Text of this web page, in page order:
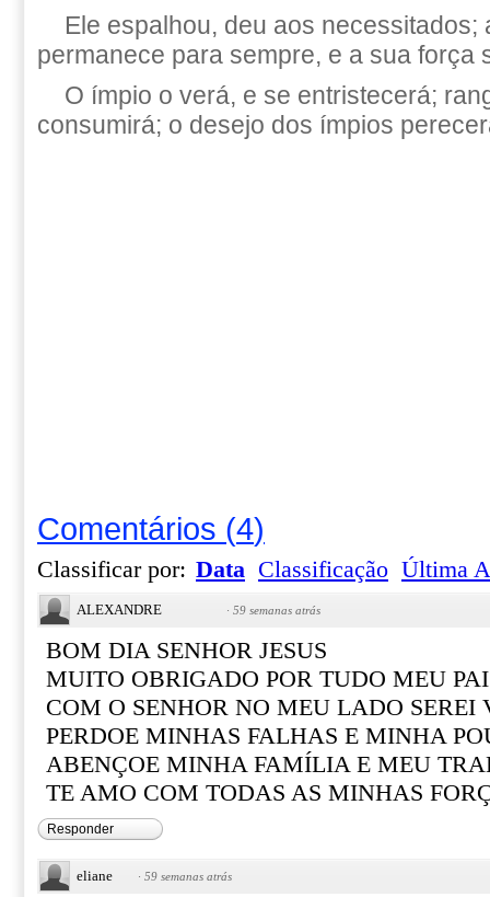
Ele espalhou, deu aos necessitados;
permanece para sempre, e a sua força
O ímpio o verá, e se entristecerá;
consumirá; o desejo dos ímpios
Comentários (4)
Classificar por: Data Classificação Última
ALEXANDRE · 59 semanas atrás
BOM DIA SENHOR JESUS
MUITO OBRIGADO POR TUDO MEU PAI
COM O SENHOR NO MEU LADO SEREI
PERDOE MINHAS FALHAS E MINHA
ABENÇOE MINHA FAMÍLIA E MEU
TE AMO COM TODAS AS MINHAS
Responder
eliane · 59 semanas atrás